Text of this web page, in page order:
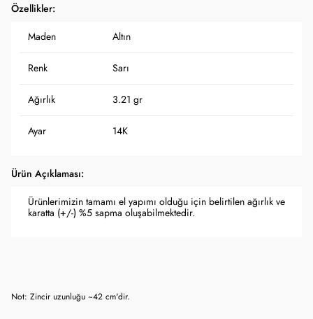
Özellikler:
Maden Altın
Renk Sarı
Ağırlık 3.21 gr
Ayar 14K
Ürün Açıklaması:
Ürünlerimizin tamamı el yapımı olduğu için belirtilen ağırlık ve
karatta (+/-) %5 sapma oluşabilmektedir.
Not: Zincir uzunluğu ~42 cm'dir.